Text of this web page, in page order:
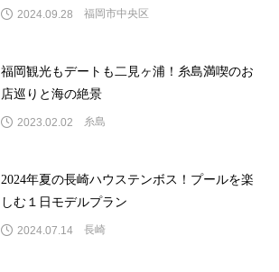
2024.09.28 福岡市中央区
福岡観光もデートも二見ヶ浦！糸島満喫のお
店巡りと海の絶景
2023.02.02 糸島
2024年夏の長崎ハウステンボス！プールを楽
しむ１日モデルプラン
2024.07.14 長崎